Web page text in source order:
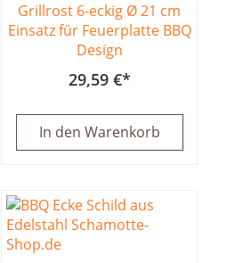
Grillrost 6-eckig Ø 21 cm
Einsatz für Feuerplatte BBQ
Design
29,59 €
In den Warenkorb